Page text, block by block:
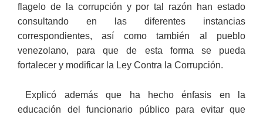
flagelo de la corrupción y por tal razón han estado
consultando en las diferentes instancias
correspondientes, así como también al pueblo
venezolano, para que de esta forma se pueda
fortalecer y modificar la Ley Contra la Corrupción.
Explicó además que ha hecho énfasis en la
educación del funcionario público para evitar que